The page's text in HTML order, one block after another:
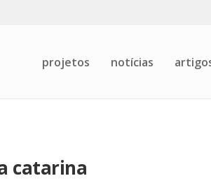
projetos notícias
catarina